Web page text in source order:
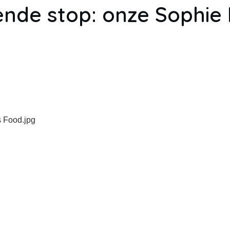
stop: onze Sophie